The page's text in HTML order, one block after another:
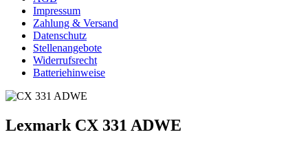
Impressum
Zahlung & Versand
Datenschutz
Stellenangebote
Widerrufsrecht
Batteriehinweise
Lexmark CX 331 ADWE